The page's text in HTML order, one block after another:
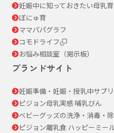
妊娠中に知っておきたい母乳
ぼにゅ育
ママパパグラフ
コモドライフ
お悩み相談室（掲示板）
ブランドサイト
妊娠準備・妊娠・授乳中サプ
ピジョン母乳実感 哺乳びん
ベビーグッズの洗浄・消毒・
ピジョン離乳食 ハッピーミー